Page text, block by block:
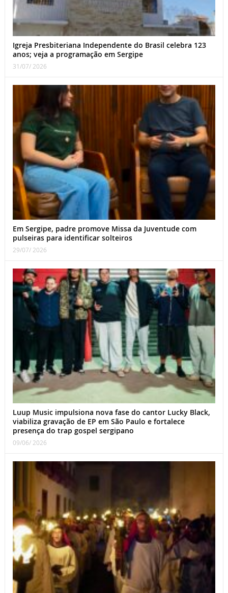
Igreja Presbiteriana Independente do Brasil celebra 123
anos; veja a programação em Sergipe
31/07/ 2026
Em Sergipe, padre promove Missa da Juventude com
pulseiras para identificar solteiros
29/07/ 2026
Luup Music impulsiona nova fase do cantor Lucky Black,
viabiliza gravação de EP em São Paulo e fortalece
presença do trap gospel sergipano
09/06/ 2026